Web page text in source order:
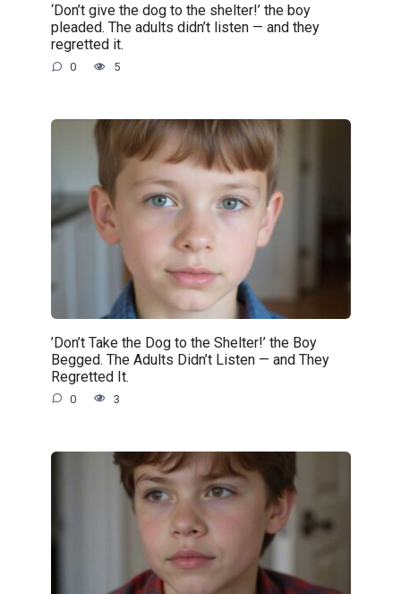
‘Don’t give the dog to the shelter!’ the boy
pleaded. The adults didn’t listen — and they
regretted it.
0 5
’Don’t Take the Dog to the Shelter!’ the Boy
Begged. The Adults Didn’t Listen — and They
Regretted It.
0 3